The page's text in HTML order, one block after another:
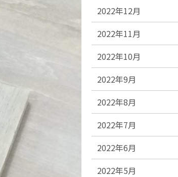
2022年12月
2022年11月
2022年10月
2022年9月
2022年8月
2022年7月
2022年6月
2022年5月